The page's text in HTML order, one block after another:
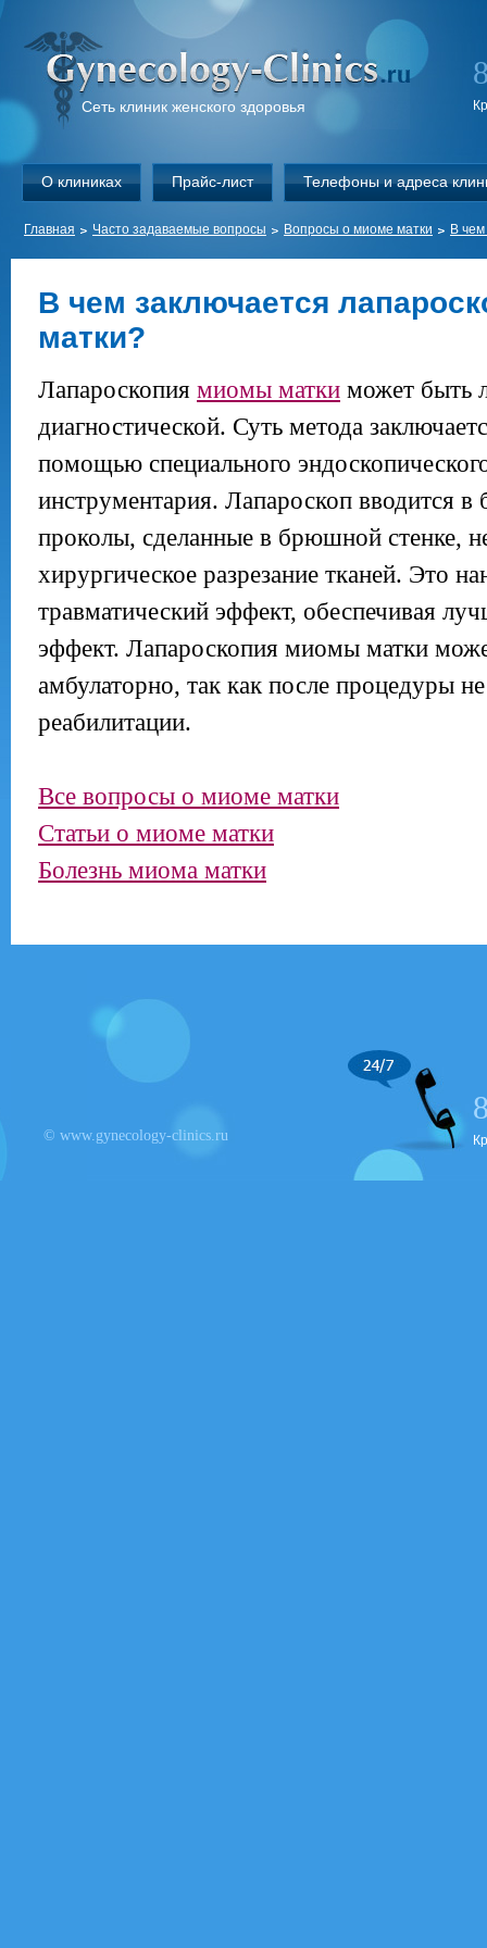
Сеть клиник женского здоровья
О клиниках Прайс-лист Телефоны и адреса
Главная Часто задаваемые вопросы Вопросы о миоме матки В
В чем заключается
матки?
Лапароскопия миомы матки может быть
диагностической. Суть метода
помощью специального
инструментария. Лапароскоп вводится
проколы, сделанные в брюшной стенке,
хирургическое разрезание тканей. Это
травматический эффект, обеспечивая
эффект. Лапароскопия миомы матки
амбулаторно, так как после процедуры
реабилитации.
Все вопросы о миоме матки
Статьи о миоме матки
Болезнь миома матки
© www.gynecology-clinics.ru